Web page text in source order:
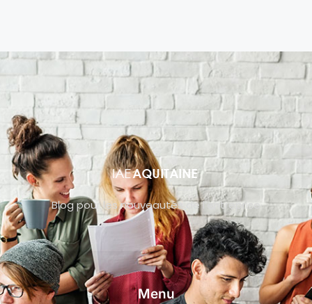
Blog pour les nouveautés de l’entreprise
Menu